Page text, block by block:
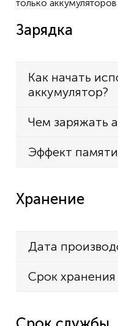
только
Зарядка
Как начать
аккумулятор?
Чем заряжать
Эффект памяти
Хранение
Дата
Срок хранения